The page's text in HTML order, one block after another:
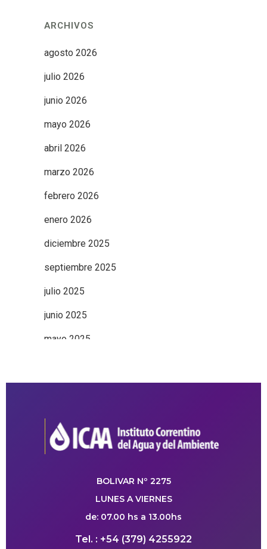
ARCHIVOS
agosto 2026
julio 2026
junio 2026
mayo 2026
abril 2026
marzo 2026
febrero 2026
enero 2026
diciembre 2025
septiembre 2025
julio 2025
junio 2025
mayo 2025
BOLIVAR Nº 2275
LUNES A VIERNES
de: 07.00 hs a 13.00hs
Tel. : +54 (379) 4255922